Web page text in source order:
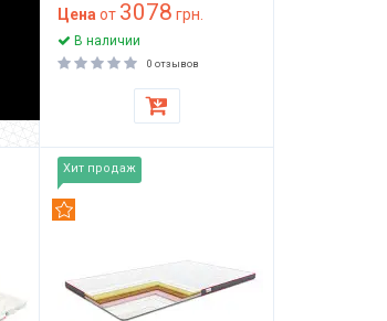
Цена от 3078 грн.
В наличии
0 отзывов
Хит продаж